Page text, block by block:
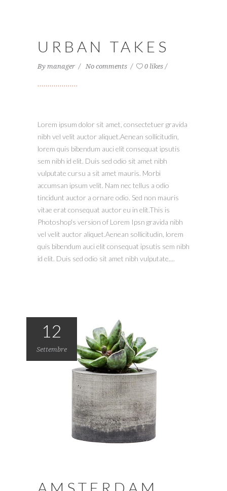
URBAN TAKES
By manager No comments 0 likes
Lorem ipsum dolor sit amet, consectetuer gravida
nibh vel velit auctor aliquet.Aenean sollicitudin,
lorem quis bibendum auci elit consequat ipsutis
sem nibh id elit. Duis sed odio sit amet nibh
vulputate cursu a sit amet mauris. Morbi
accumsan ipsum velit. Nam nec tellus a odio
tincidunt auctor a ornare odio. Sed non mauris
vitae erat consequat auctor eu in elit.This is
Photoshop's version of Lorem Ipsn gravida nibh
vel velit auctor aliquet.Aenean sollicitudin, lorem
quis bibendum auci elit consequat ipsutis sem nibh
id elit. Duis sed odio sit amet nibh vulputate....
12
Settembre